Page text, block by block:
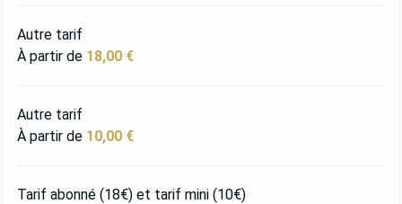
Autre tarif
À partir de 18,00 €
Autre tarif
À partir de 10,00 €
Tarif abonné (18€) et tarif mini (10€)